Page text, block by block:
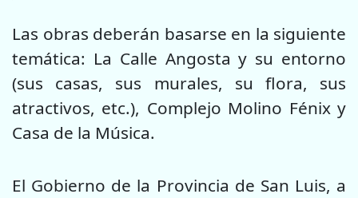
Las obras deberán basarse en la siguiente
temática: La Calle Angosta y su entorno
(sus casas, sus murales, su flora, sus
atractivos, etc.), Complejo Molino Fénix y
Casa de la Música.
El Gobierno de la Provincia de San Luis, a